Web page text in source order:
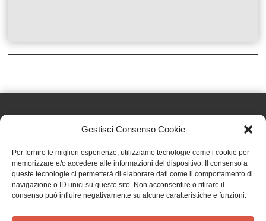
Gestisci Consenso Cookie
Per fornire le migliori esperienze, utilizziamo tecnologie come i cookie per
memorizzare e/o accedere alle informazioni del dispositivo. Il consenso a
queste tecnologie ci permetterà di elaborare dati come il comportamento di
navigazione o ID unici su questo sito. Non acconsentire o ritirare il
consenso può influire negativamente su alcune caratteristiche e funzioni.
Effatà Editrice di Pellegrino Paolo SAS
C.F. e P.IVA 09655250018
Via Tre Denti, 1 - 10060 Cantalupa (TO)
Telefono: (+39) 0121 353452 - Fax: (+39) 0121 353839